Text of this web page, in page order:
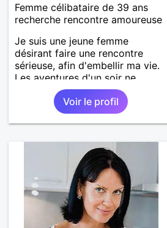
Femme célibataire de 39 ans
recherche rencontre amoureuse
Je suis une jeune femme
désirant faire une rencontre
sérieuse, afin d'embellir ma vie.
Les aventures d'un soir ne
m'intéressent pas, je recherche
un homme attentionné, élégant,
romantique, sensible.
Voir le profil